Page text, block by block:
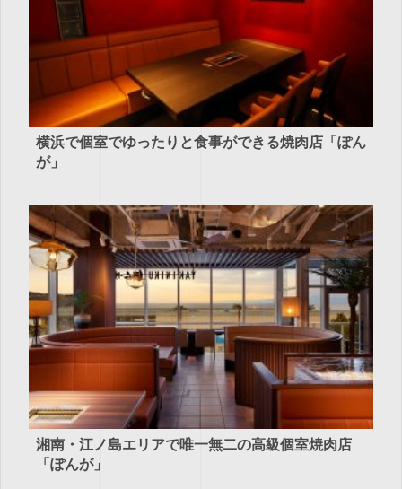
横浜で個室でゆったりと食事ができる焼肉店「ぽん
が」
湘南・江ノ島エリアで唯一無二の高級個室焼肉店
「ぽんが」